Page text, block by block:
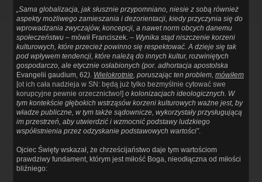
„Sama globalizacja, jak słusznie przypomniano, niesie z sobą również
aspekty możliwego zamieszania i dezorientacji, kiedy przyczynia się do
wprowadzania zwyczajów, koncepcji, a nawet norm obcych danemu
społeczeństwu – mówił Franciszek. – Wynika stąd niszczenie korzeni
kulturowych, które przecież powinno się respektować. A dzieje się tak
pod wpływem tendencji, które należą do innych kultur, rozwiniętych
gospodarczo, ale etycznie osłabionych (por. adhortacja apostolska
Evangelii gaudium, 62). Wielokrotnie, poruszając ten problem, mówiłem
[ot ich cała nadzieja w SN: będą już tylko bezmyślnie cytować swe
korupcyjne pewnie orzecznictwo!] o kolonizacjach ideologicznych. W
tym kontekście głębokich wstrząsów korzeni kulturowych ważne jest, by
władze publiczne, w tym także sądownicze, wykorzystały przysługującą
im przestrzeń, aby utwierdzić i wzmocnić podstawy ludzkiego
współistnienia przez odzyskanie podstawowych wartości”.
Ojciec Święty wskazał, że chrześcijaństwo daje tym wartościom
prawdziwy fundament, którym jest miłość Boga, nieodłączna od miłości
bliźniego: